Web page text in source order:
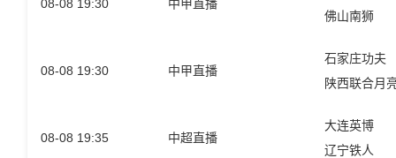
08-08 19:30 中甲直播
佛山南狮
08-08 19:30 中甲直播
石家庄功夫
陕西联合月
08-08 19:35 中超直播
大连英博
辽宁铁人